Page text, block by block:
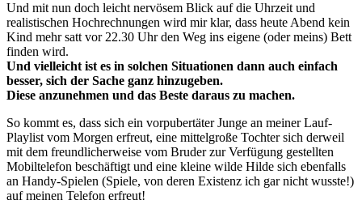
Und mit nun doch leicht nervösem Blick auf die Uhrzeit und
realistischen Hochrechnungen wird mir klar, dass heute Abend kein
Kind mehr satt vor 22.30 Uhr den Weg ins eigene (oder meins) Bett
finden wird.
Und vielleicht ist es in solchen Situationen dann auch einfach
besser, sich der Sache ganz hinzugeben.
Diese anzunehmen und das Beste daraus zu machen.
So kommt es, dass sich ein vorpubertäter Junge an meiner Lauf-
Playlist vom Morgen erfreut, eine mittelgroße Tochter sich derweil
mit dem freundlicherweise vom Bruder zur Verfügung gestellten
Mobiltelefon beschäftigt und eine kleine wilde Hilde sich ebenfalls
an Handy-Spielen (Spiele, von deren Existenz ich gar nicht wusste!)
auf meinen Telefon erfreut!